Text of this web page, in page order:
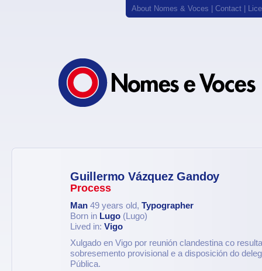
About Nomes & Voces Contact
Guillermo Vázquez Gandoy
Process
Man 49 years old, Typographer
Born in Lugo (Lugo)
Lived in: Vigo
Xulgado en Vigo por reunión clandestina co
sobresemento provisional e a disposición do
Pública.